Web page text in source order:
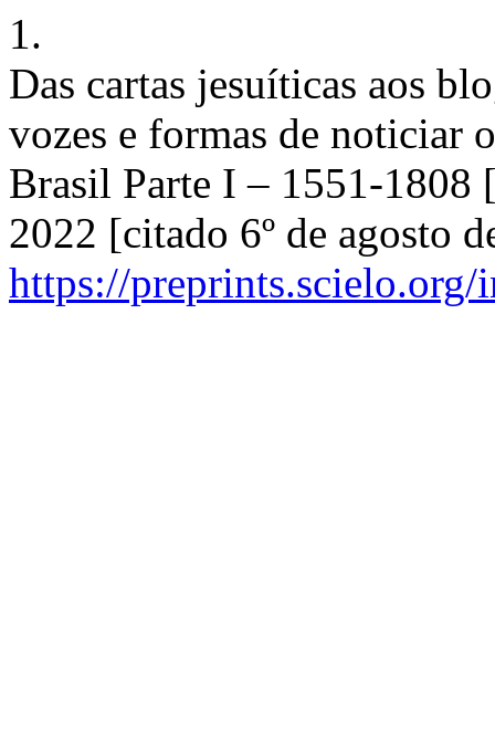
1.
Das cartas jesuíticas aos
vozes e formas de noticiar
Brasil Parte I – 1551-
2022 [citado 6º de agosto
https://